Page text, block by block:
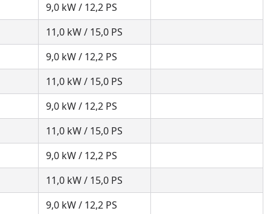
9,0 kW / 12,2 PS
11,0 kW / 15,0 PS
9,0 kW / 12,2 PS
11,0 kW / 15,0 PS
9,0 kW / 12,2 PS
11,0 kW / 15,0 PS
9,0 kW / 12,2 PS
11,0 kW / 15,0 PS
9,0 kW / 12,2 PS